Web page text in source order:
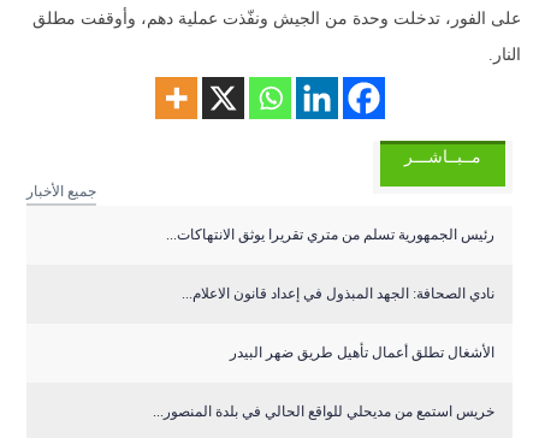
على الفور، تدخلت وحدة من الجيش ونفّذت عملية دهم، وأوقفت مطلق
النار.
مــبــاشـــر
جميع الأخبار
رئيس الجمهورية تسلم من متري تقريرا يوثق الانتهاكات...
نادي الصحافة: الجهد المبذول في إعداد قانون الاعلام...
الأشغال تطلق أعمال تأهيل طريق ضهر البيدر
خريس استمع من مديحلي للواقع الحالي في بلدة المنصور...